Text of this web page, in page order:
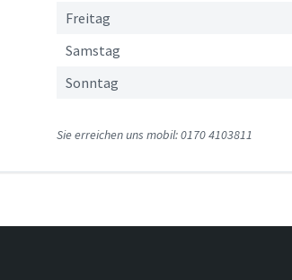
Freitag
Samstag
Sonntag
Sie erreichen uns mobil: 0170 4103811